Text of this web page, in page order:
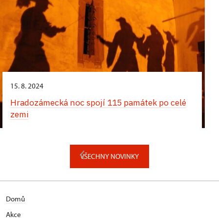
15. 8. 2024
Hradozámecká noc spojí 115 památek po celé
zemi
VŠECHNY NOVINKY
Domů
Akce